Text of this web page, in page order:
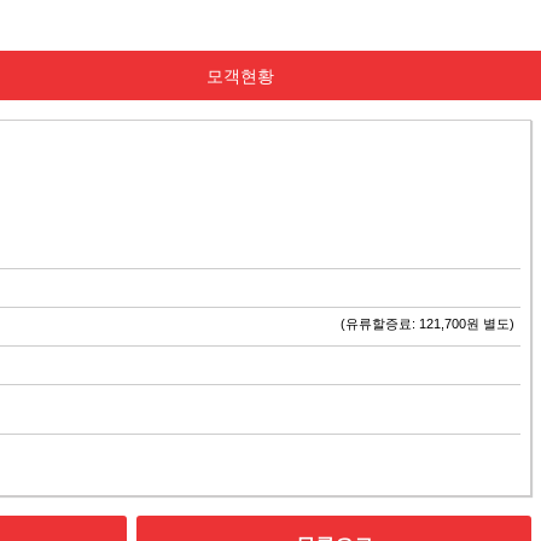
모객현황
(유류할증료: 121,700원 별도)